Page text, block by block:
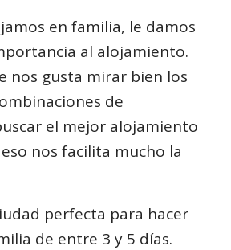
en familia, le damos
al alojamiento.
nos gusta mirar bien los
de
el mejor alojamiento
nos facilita mucho la
perfecta para hacer
de entre 3 y 5 días.